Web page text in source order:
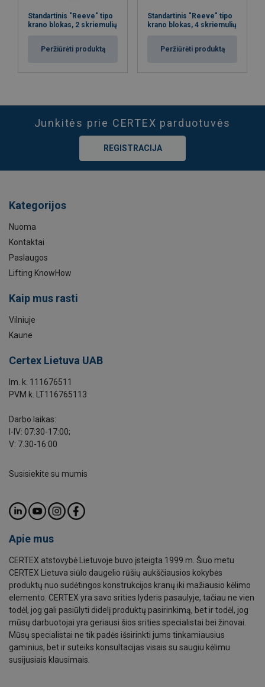
Standartinis "Reeve" tipo
krano blokas, 2 skriemulių
Peržiūrėti produktą
Standartinis "Reeve" tipo
krano blokas, 4 skriemulių
Peržiūrėti produktą
Junkitės prie CERTEX parduotuvės
REGISTRACIJA
Kategorijos
Nuoma
Kontaktai
Paslaugos
Lifting KnowHow
Kaip mus rasti
Vilniuje
Kaune
Certex Lietuva UAB
Im. k. 111676511
PVM k. LT116765113
Darbo laikas:
I-IV: 07:30-17:00;
V: 7.30-16:00
Susisiekite su mumis
Apie mus
CERTEX atstovybė Lietuvoje buvo įsteigta 1999 m. Šiuo metu
CERTEX Lietuva siūlo daugelio rūšių aukščiausios kokybės
produktų nuo sudėtingos konstrukcijos kranų iki mažiausio kėlimo
elemento. CERTEX yra savo srities lyderis pasaulyje, tačiau ne vien
todėl, jog gali pasiūlyti didelį produktų pasirinkimą, bet ir todėl, jog
mūsų darbuotojai yra geriausi šios srities specialistai bei žinovai.
Mūsų specialistai ne tik padės išsirinkti jums tinkamiausius
gaminius, bet ir suteiks konsultacijas visais su saugiu kėlimu
susijusiais klausimais.